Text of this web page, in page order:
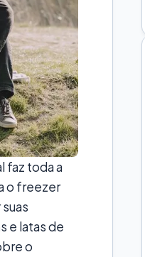
faz toda a
o freezer
e latas de
o